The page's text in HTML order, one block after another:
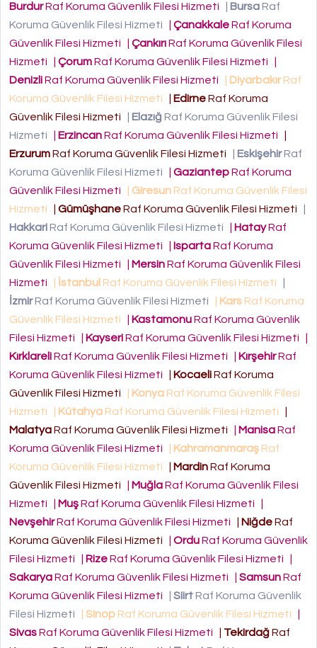
BurdurRaf Koruma Güvenlik Filesi Hizmeti BursaRaf
Koruma Güvenlik Filesi Hizmeti
ÇanakkaleRaf Koruma
Güvenlik Filesi Hizmeti
ÇankırıRaf Koruma Güvenlik Filesi
Hizmeti
ÇorumRaf Koruma Güvenlik Filesi Hizmeti
DenizliRaf Koruma Güvenlik Filesi Hizmeti DiyarbakırRaf
Koruma Güvenlik Filesi Hizmeti
EdirneRaf Koruma
Güvenlik Filesi Hizmeti
Elazığ Raf Koruma Güvenlik Filesi
Hizmeti
ErzincanRaf Koruma Güvenlik Filesi Hizmeti
ErzurumRaf Koruma Güvenlik Filesi Hizmeti EskişehirRaf
Koruma Güvenlik Filesi Hizmeti
GaziantepRaf Koruma
Güvenlik Filesi Hizmeti
Giresun Raf Koruma Güvenlik Filesi
Hizmeti
GümüşhaneRaf Koruma Güvenlik Filesi Hizmeti
HakkariRaf Koruma Güvenlik Filesi Hizmeti HatayRaf
Koruma Güvenlik Filesi Hizmeti
IspartaRaf Koruma
Güvenlik Filesi Hizmeti
MersinRaf Koruma Güvenlik Filesi
Hizmeti
İstanbul Raf Koruma Güvenlik Filesi Hizmeti
İzmirRaf Koruma Güvenlik Filesi Hizmeti Kars Raf Koruma
Güvenlik Filesi Hizmeti
KastamonuRaf Koruma Güvenlik
Filesi Hizmeti
KayseriRaf Koruma Güvenlik Filesi Hizmeti
KırklareliRaf Koruma Güvenlik Filesi Hizmeti KırşehirRaf
Koruma Güvenlik Filesi Hizmeti
KocaeliRaf Koruma
Güvenlik Filesi Hizmeti
Konya Raf Koruma Güvenlik Filesi
Hizmeti
Kütahya Raf Koruma Güvenlik Filesi Hizmeti
MalatyaRaf Koruma Güvenlik Filesi Hizmeti ManisaRaf
Koruma Güvenlik Filesi Hizmeti
Kahramanmaraş Raf
Koruma Güvenlik Filesi Hizmeti
MardinRaf Koruma
Güvenlik Filesi Hizmeti
MuğlaRaf Koruma Güvenlik Filesi
Hizmeti
MuşRaf Koruma Güvenlik Filesi Hizmeti
NevşehirRaf Koruma Güvenlik Filesi Hizmeti NiğdeRaf
Koruma Güvenlik Filesi Hizmeti
OrduRaf Koruma Güvenlik
Filesi Hizmeti
RizeRaf Koruma Güvenlik Filesi Hizmeti
SakaryaRaf Koruma Güvenlik Filesi Hizmeti SamsunRaf
Koruma Güvenlik Filesi Hizmeti
SiirtRaf Koruma Güvenlik
Filesi Hizmeti
Sinop Raf Koruma Güvenlik Filesi Hizmeti
SivasRaf Koruma Güvenlik Filesi Hizmeti TekirdağRaf